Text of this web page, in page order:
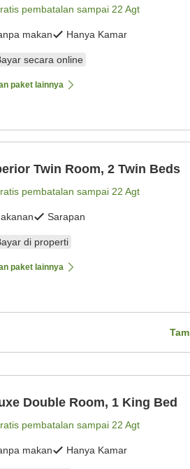
pembatalan sampai 22 Agt
makan Hanya Kamar
secara online
paket lainnya
Twin Room, 2 Twin Beds
pembatalan sampai 22 Agt
Sarapan
di properti
paket lainnya
Double Room, 1 King Bed
pembatalan sampai 22 Agt
makan Hanya Kamar